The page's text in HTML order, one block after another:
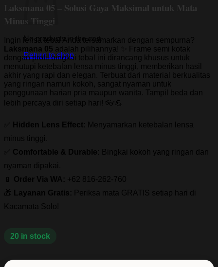
No products in the cart.
Return to shop
Laksmana 05 – Solusi Gaya Maksimal untuk Mata
Minus Tinggi
Ingin lensa tebal Anda tersamarkan dengan sempurna?
Laksmana 05 adalah pilihannya! ✨ Frame semi kotak
dengan profil bingkai tebal ini dirancang khusus untuk
menutupi ketebalan lensa minus tinggi, memberikan hasil
akhir yang rapi dan elegan. Terbuat dari material berkualitas
yang ringan namun kokoh, sangat nyaman untuk
penggunaan harian pria maupun wanita. Tampil beda dan
lebih percaya diri setiap hari! 👓💪
Hidden Lens Effect: Menyamarkan ketebalan lensa
minus tinggi.
Comfortable & Durable: Bingkai kokoh yang ringan dan
nyaman dipakai.
📱 Order Via WA: +62 816-262-760
🎁
Layanan Gratis: Periksa mata GRATIS setiap hari di
Kacamata Solo!
20 in stock